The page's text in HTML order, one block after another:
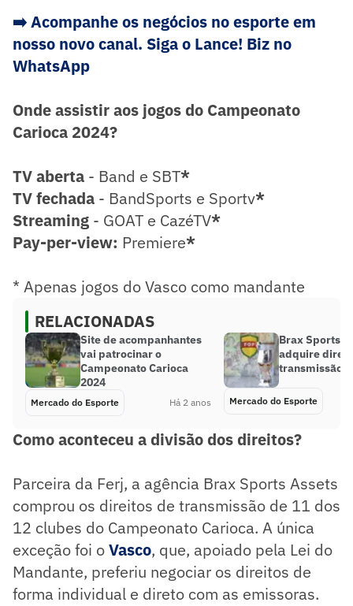
➡️Acompanhe os negócios no esporte em
nosso novo canal. Siga o Lance! Biz no
WhatsApp
Onde assistir aos jogos do Campeonato
Carioca 2024?
TV aberta - Band e SBT*
TV fechada - BandSports e Sportv*
Streaming - GOAT e CazéTV*
Pay-per-view: Premiere*
* Apenas jogos do Vasco como mandante
RELACIONADAS
Site de acompanhantes
vai patrocinar o
Campeonato Carioca
2024
Mercado do Esporte Há 2 anos
Brax Sports
adquire
transmissão
Mercado do Esporte
Como aconteceu a divisão dos direitos?
Parceira da Ferj, a agência Brax Sports Assets
comprou os direitos de transmissão de 11 dos
12 clubes do Campeonato Carioca. A única
exceção foi oVasco, que, apoiado pela Lei do
Mandante, preferiu negociar os direitos de
forma individual e direto com as emissoras.